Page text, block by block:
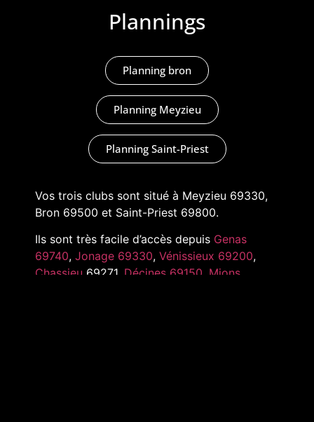
Plannings
Planning bron
Planning Meyzieu
Planning Saint-Priest
Vos trois clubs sont situé à Meyzieu 69330,
Bron 69500 et Saint-Priest 69800.
Ils sont très facile d’accès depuis Genas
69740, Jonage 69330, Vénissieux 69200,
Chassieu 69271, Décines 69150 Mions